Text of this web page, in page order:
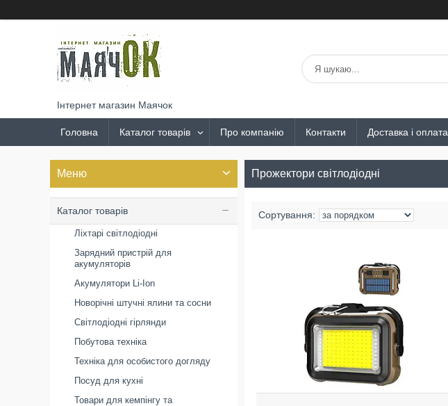
Інтернет магазин Маячок
Головна Каталог товарів Про компанію Контакти Доставка і оплата
Прожектори світлодіодні
Каталог товарів
Ліхтарі світлодіодні
Зарядний пристрій для
акумуляторів
Акумулятори Li-Ion
Новорічні штучні ялини та сосни
Світлодіодні гірлянди
Побутова техніка
Техніка для особистого догляду
Посуд для кухні
Товари для кемпінгу та